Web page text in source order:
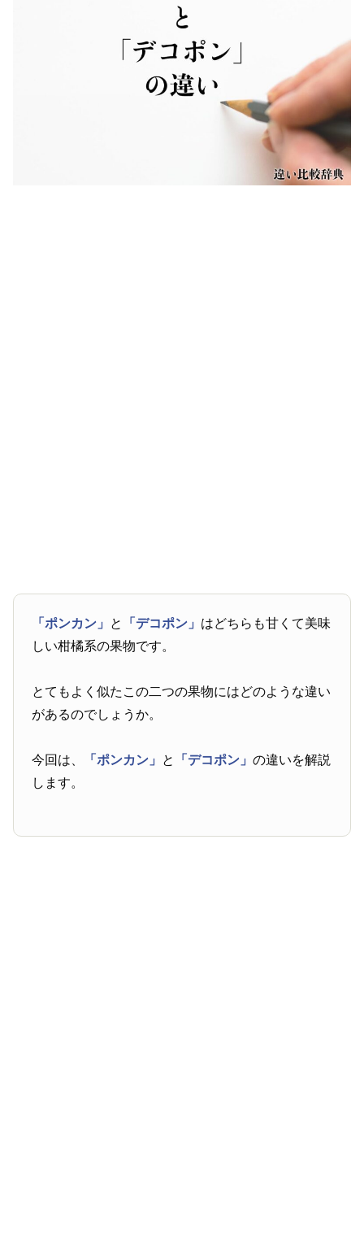
「ポンカン」 と 「デコポン」 はどちらも甘くて美味
しい柑橘系の果物です。
とてもよく似たこの二つの果物にはどのような違い
があるのでしょうか。
今回は、 「ポンカン」 と 「デコポン」の違いを解説
します。